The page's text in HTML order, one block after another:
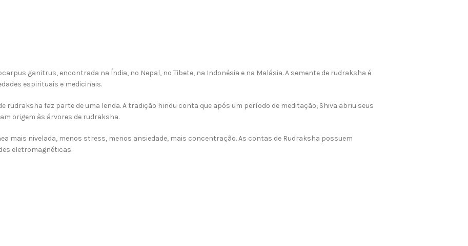
ganitrus, encontrada na Índia, no Nepal, no Tibete, na Indonésia e na Malásia. A semente de rudraksha é
espirituais e medicinais.
rudraksha faz parte de uma lenda. A tradição hindu conta que após um período de meditação, Shiva abriu seus
origem às árvores de rudraksha.
mais nivelada, menos stress, menos ansiedade, mais concentração. As contas de Rudraksha possuem
eletromagnéticas.